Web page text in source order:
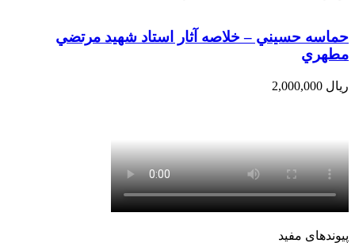
حماسه حسيني – خلاصه آثار استاد شهيد مرتضي
مطهري
ریال
پیوندهای مفید